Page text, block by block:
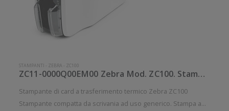
STAMPANTI - ZEBRA - ZC100
ZC11-0000Q00EM00 Zebra Mod. ZC100. Stampante di card.
Stampante di card a trasferimento termico Zebra ZC100
Stampante compatta da scrivania ad uso generico. Stampa a